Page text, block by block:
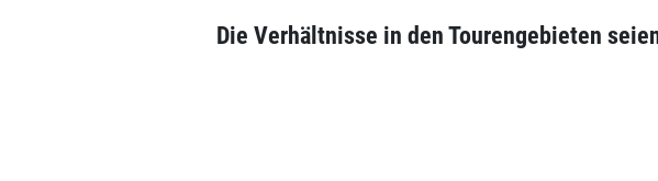
Die Verhältnisse in den Tourengebieten